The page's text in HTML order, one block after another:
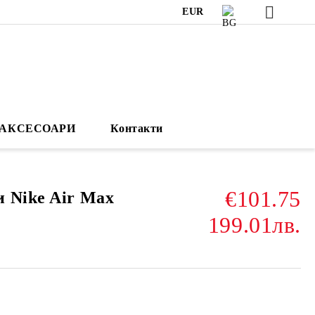
EUR
АКСЕСОАРИ Контакти
Nike Air Max
€101.75
199.01лв.